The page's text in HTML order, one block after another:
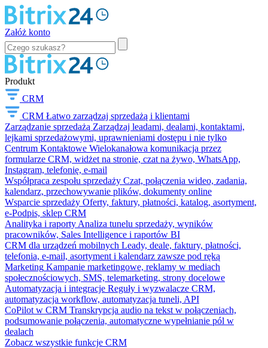
Załóż konto
Produkt
CRM
CRM Łatwo zarządzaj sprzedażą i klientami
Zarządzanie sprzedażą Zarządzaj leadami, dealami, kontaktami,
lejkami sprzedażowymi, uprawnieniami dostępu i nie tylko
Centrum Kontaktowe Wielokanałowa komunikacja przez
formularze CRM, widżet na stronie, czat na żywo, WhatsApp,
Instagram, telefonię, e-mail
Współpraca zespołu sprzedaży Czat, połączenia wideo, zadania,
kalendarz, przechowywanie plików, dokumenty online
Wsparcie sprzedaży Oferty, faktury, płatności, katalog, asortyment,
e-Podpis, sklep CRM
Analityka i raporty Analiza tunelu sprzedaży, wyników
pracowników, Sales Intelligence i raportów BI
CRM dla urządzeń mobilnych Leady, deale, faktury, płatności,
telefonia, e-mail, asortyment i kalendarz zawsze pod ręką
Marketing Kampanie marketingowe, reklamy w mediach
społecznościowych, SMS, telemarketing, strony docelowe
Automatyzacja i integracje Reguły i wyzwalacze CRM,
automatyzacja workflow, automatyzacja tuneli, API
CoPilot w CRM Transkrypcja audio na tekst w połączeniach,
podsumowanie połączenia, automatyczne wypełnianie pól w
dealach
Zobacz wszystkie funkcje CRM